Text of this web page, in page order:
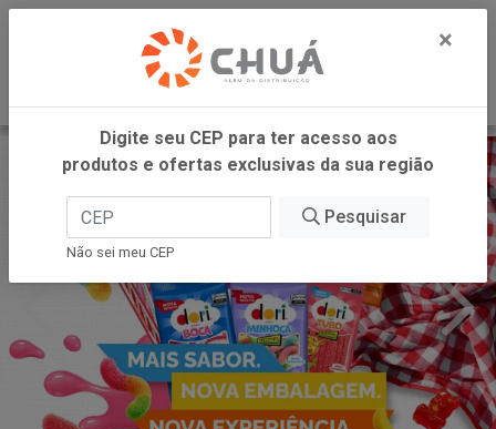
×
Digite seu CEP para ter acesso aos
produtos e ofertas exclusivas da sua região
Pesquisar
Não sei meu CEP